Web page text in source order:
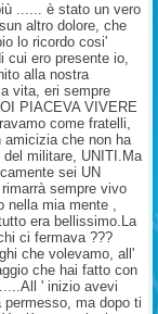
...... è stato un vero
altro dolore, che
lo ricordo cosi'
cui ero presente io,
alla nostra
vita, eri sempre
PIACEVA VIVERE
come fratelli,
amicizia che non ha
militare, UNITI.Ma
sei UN
sempre vivo
nella mia mente ,
era bellissimo.La
ci fermava ???
che volevamo, all'
che hai fatto con
' inizio avevi
ma dopo ti